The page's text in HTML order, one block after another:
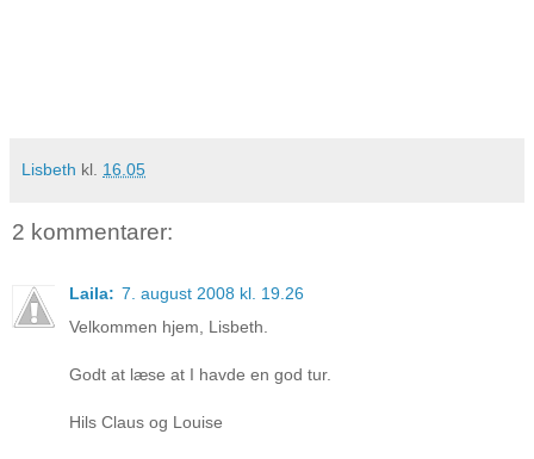
Lisbeth kl. 16.05
2 kommentarer:
Laila: 7. august 2008 kl. 19.26
Velkommen hjem, Lisbeth.
Godt at læse at I havde en god tur.
Hils Claus og Louise